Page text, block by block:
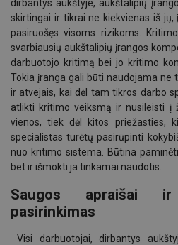
dirbantys aukštyje, aukštalipių
skirtingai ir tikrai ne kiekvienas iš
pasiruošęs visoms rizikoms.
svarbiausių aukštalipių įrangos
darbuotojo kritimą bei jo kritimo
Tokia įranga gali būti naudojama ne
ir atvejais, kai dėl tam tikros darbo
atlikti kritimo veiksmą ir nusileisti į
vienos, tiek dėl kitos priežasties,
specialistas turėtų pasirūpinti
nuo kritimo sistema. Būtina
bet ir išmokti ja tinkamai naudotis.
Saugos apraišai
pasirinkimas
Visi darbuotojai, dirbantys